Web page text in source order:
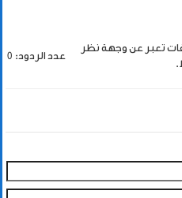
تعبر عن وجهة نظر
عدد الردود: 0